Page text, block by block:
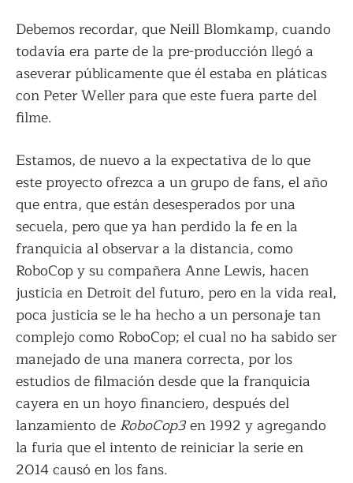
Debemos recordar, que Neill Blomkamp, cuando
todavía era parte de la pre-producción llegó a
aseverar públicamente que él estaba en pláticas
con Peter Weller para que este fuera parte del
filme.
Estamos, de nuevo a la expectativa de lo que
este proyecto ofrezca a un grupo de fans, el año
que entra, que están desesperados por una
secuela, pero que ya han perdido la fe en la
franquicia al observar a la distancia, como
RoboCop y su compañera Anne Lewis, hacen
justicia en Detroit del futuro, pero en la vida real,
poca justicia se le ha hecho a un personaje tan
complejo como RoboCop; el cual no ha sabido ser
manejado de una manera correcta, por los
estudios de filmación desde que la franquicia
cayera en un hoyo financiero, después del
lanzamiento de RoboCop3en 1992 y agregando
la furia que el intento de reiniciar la serie en
2014 causó en los fans.